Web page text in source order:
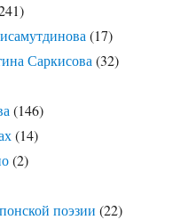
(17)
Саркисова (32)
(146)
(14)
(2)
поэзии (22)